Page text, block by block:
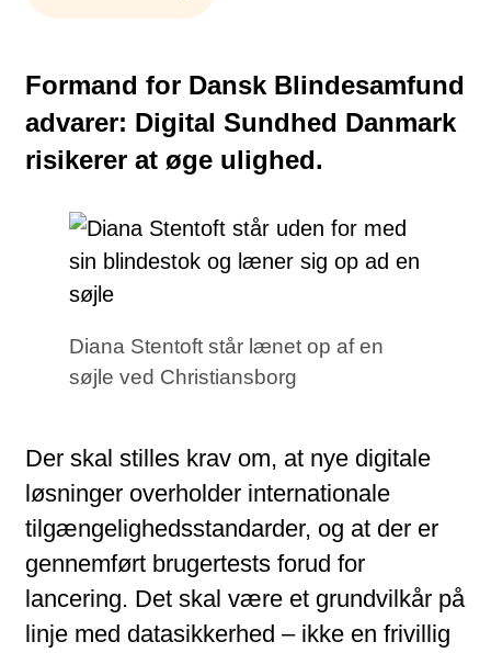
Formand for Dansk Blindesamfund
advarer: Digital Sundhed Danmark
risikerer at øge ulighed.
Diana Stentoft står lænet op af en
søjle ved Christiansborg
Der skal stilles krav om, at nye digitale
løsninger overholder internationale
tilgængelighedsstandarder, og at der er
gennemført brugertests forud for
lancering. Det skal være et grundvilkår på
linje med datasikkerhed – ikke en frivillig